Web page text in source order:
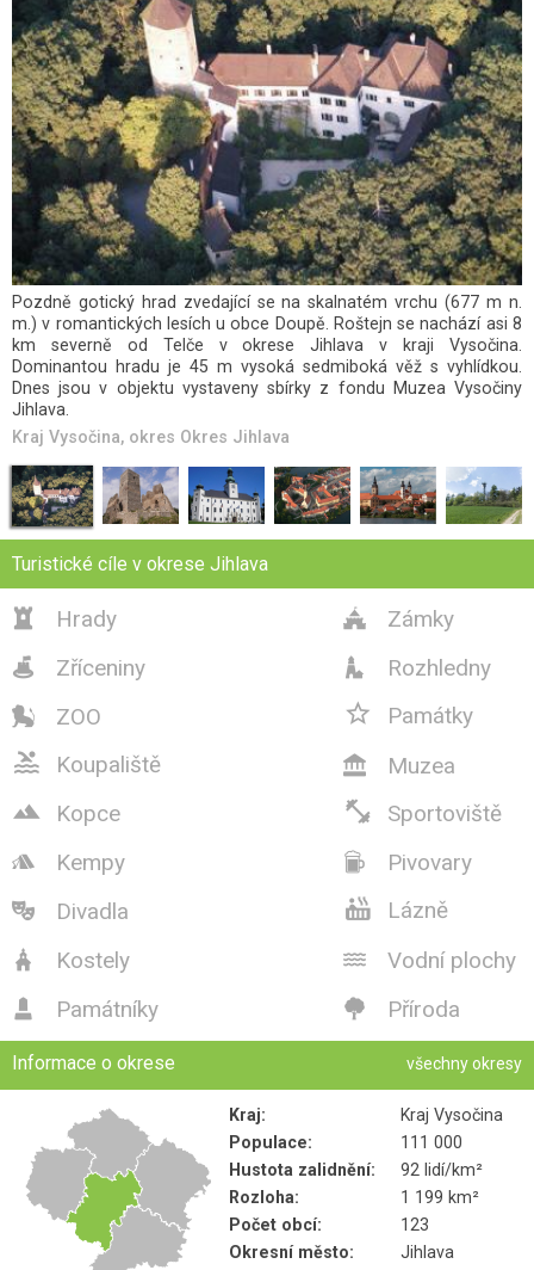
Monumentální zřícenina rozlehlého, raně gotického hradu se tyčí
na nevysokém skalním suku nad údolím říčky Brtnice mezi
obcemi Panská Lhota a Přímělkov, asi 8 km od města Brtnice a
12 km jihovýchodně od Jihlavy. Rokštejn (původně Rutenštejn),
založený ve druhé polovině 13. století, patří mezi nejstarší
moravské hrady a svým složitým stavebním vývojem...
Kraj Vysočina, okres Okres Jihlava
Turistické cíle v okrese Jihlava
 Hrady  Zámky
 Zříceniny  Rozhledny
 ZOO  Památky
 Koupaliště  Muzea
 Kopce  Sportoviště
 Kempy  Pivovary
 Divadla  Lázně
 Kostely  Vodní plochy
 Památníky  Příroda
Informace o okrese všechny okresy
Kraj:
Kraj Vysočina
Populace:
111 000
Hustota zalidnění:
92 lidí/km²
Rozloha:
1 199 km²
Počet obcí:
123
Okresní město:
Jihlava